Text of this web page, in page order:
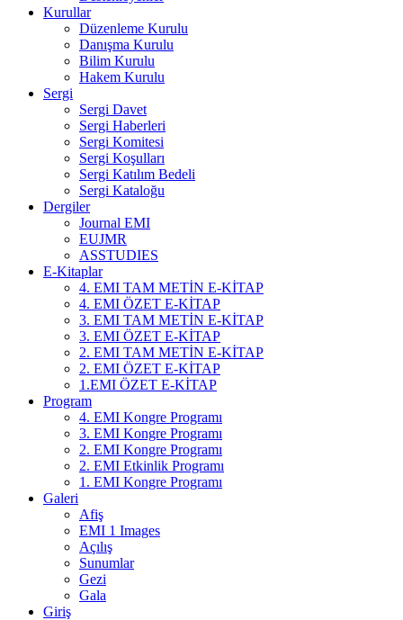
Kurullar
Düzenleme Kurulu
Danışma Kurulu
Bilim Kurulu
Hakem Kurulu
Sergi
Sergi Davet
Sergi Haberleri
Sergi Komitesi
Sergi Koşulları
Sergi Katılım Bedeli
Sergi Kataloğu
Dergiler
Journal EMI
EUJMR
ASSTUDIES
E-Kitaplar
4. EMI TAM METİN E-KİTAP
4. EMI ÖZET E-KİTAP
3. EMI TAM METİN E-KİTAP
3. EMI ÖZET E-KİTAP
2. EMI TAM METİN E-KİTAP
2. EMI ÖZET E-KİTAP
1.EMI ÖZET E-KİTAP
Program
4. EMI Kongre Programı
3. EMI Kongre Programı
2. EMI Kongre Programı
2. EMI Etkinlik Programı
1. EMI Kongre Programı
Galeri
Afiş
EMI 1 Images
Açılış
Sunumlar
Gezi
Gala
Giriş